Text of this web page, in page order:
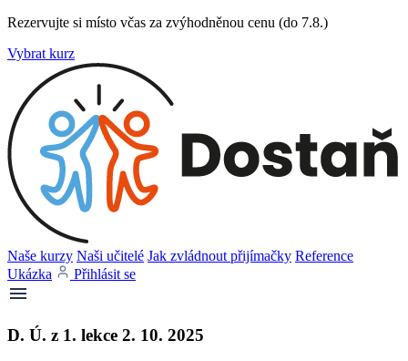
Rezervujte si místo včas za zvýhodněnou cenu (do 7.8.)
Vybrat kurz
Naše kurzy Naši učitelé Jak zvládnout přijímačky Reference
Ukázka
Přihlásit se
D. Ú. z 1. lekce 2. 10. 2025